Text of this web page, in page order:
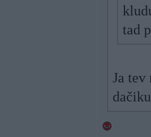
tad
Ja tev